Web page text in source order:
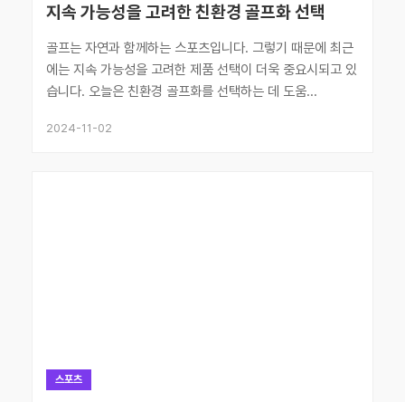
지속 가능성을 고려한 친환경 골프화 선택
골프는 자연과 함께하는 스포츠입니다. 그렇기 때문에 최근
에는 지속 가능성을 고려한 제품 선택이 더욱 중요시되고 있
습니다. 오늘은 친환경 골프화를 선택하는 데 도움...
2024-11-02
스포츠